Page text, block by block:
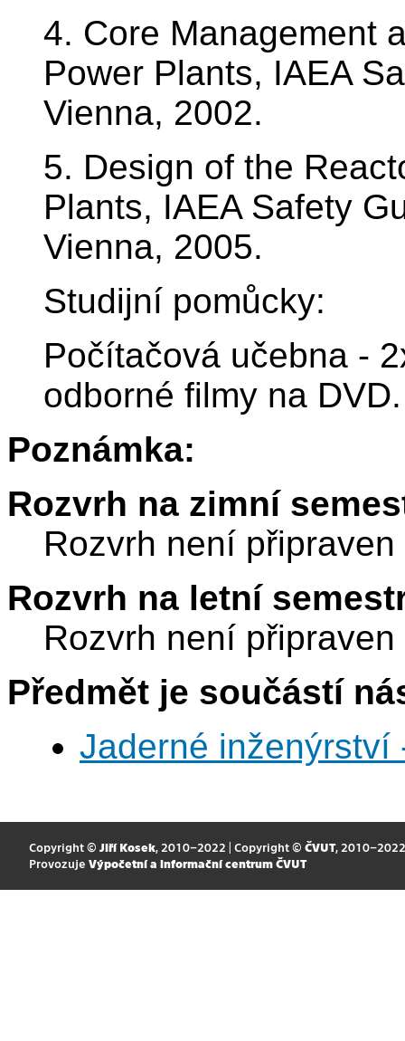
4. Core Management
Power Plants, IAEA
Vienna, 2002.
5. Design of the
Plants, IAEA Safety
Vienna, 2005.
Studijní pomůcky:
Počítačová učebna -
odborné filmy na DVD.
Poznámka:
Rozvrh na zimní
Rozvrh není připraven
Rozvrh na letní
Rozvrh není připraven
Předmět je součástí
Jaderné inženýrství
Copyright © Jiří Kosek, 2010–2022 | Copyright © ČVUT, 2010–2022
Provozuje Výpočetní a informační centrum ČVUT